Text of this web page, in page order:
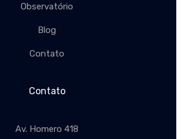
Observatório
Blog
Contato
Contato
Av. Homero 418